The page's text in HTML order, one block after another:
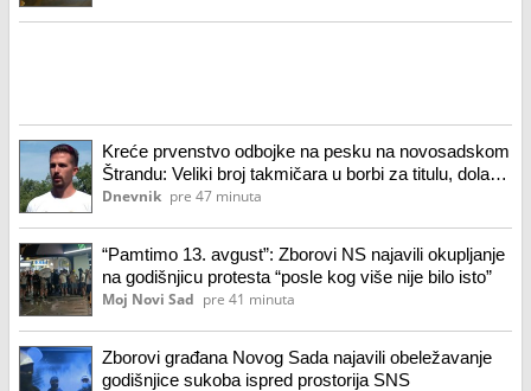
Kreće prvenstvo odbojke na pesku na novosadskom
Štrandu: Veliki broj takmičara u borbi za titulu, dolaze
i gosti iz komšiluka
Dnevnik pre 47 minuta
“Pamtimo 13. avgust”: Zborovi NS najavili okupljanje
na godišnjicu protesta “posle kog više nije bilo isto”
Moj Novi Sad pre 41 minuta
Zborovi građana Novog Sada najavili obeležavanje
godišnjice sukoba ispred prostorija SNS